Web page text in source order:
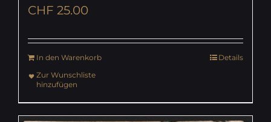
CHF 25.00
In den Warenkorb
Details
Zur Wunschliste
hinzufügen